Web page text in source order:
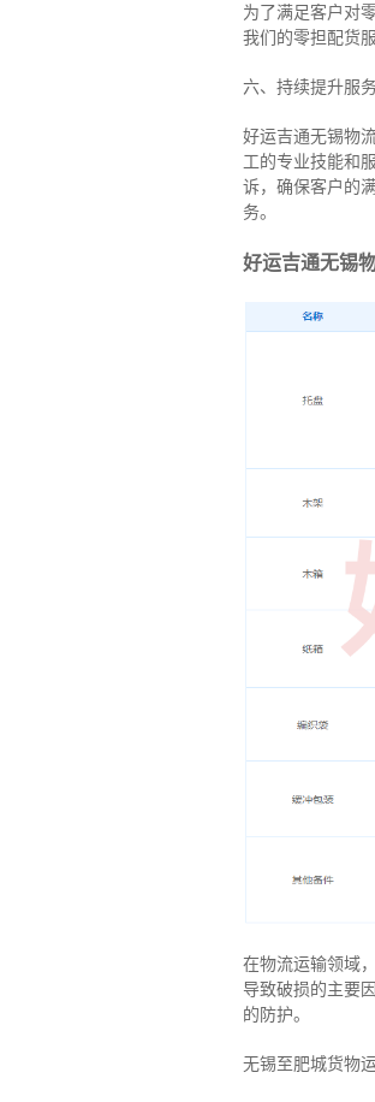
为了满足客户对
我们的零担配货
六、持续提升服
好运吉通无锡物
工的专业技能和
诉，确保客户的
务。
好运吉通无锡
在物流运输领域
导致破损的主要
的防护。
无锡至肥城货物